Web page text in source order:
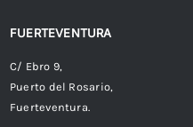
FUERTEVENTURA
C/ Ebro 9,
Puerto del Rosario,
Fuerteventura.